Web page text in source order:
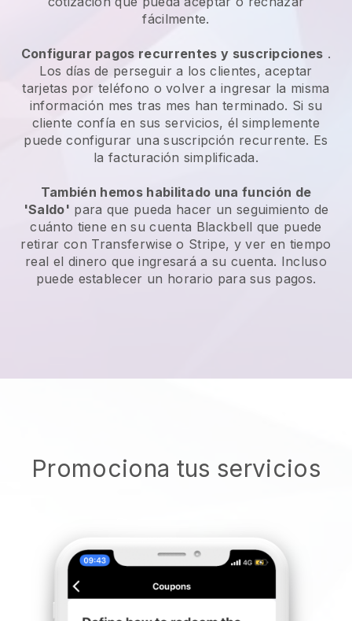
fácilmente.
Configurar pagos recurrentes y suscripciones .
Los días de perseguir a los clientes, aceptar
tarjetas por teléfono o volver a ingresar la misma
información mes tras mes han terminado. Si su
cliente confía en sus servicios, él simplemente
puede configurar una suscripción recurrente. Es
la facturación simplificada.
También hemos habilitado una función de
'Saldo' para que pueda hacer un seguimiento de
cuánto tiene en su cuenta Blackbell que puede
retirar con Transferwise o Stripe, y ver en tiempo
real el dinero que ingresará a su cuenta. Incluso
puede establecer un horario para sus pagos.
Promociona tus servicios